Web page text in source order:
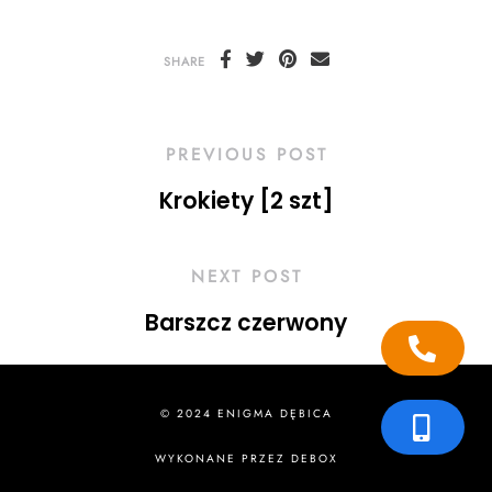
SHARE
PREVIOUS POST
Krokiety [2 szt]
NEXT POST
Barszcz czerwony
© 2024 ENIGMA DĘBICA
WYKONANE PRZEZ DEBOX